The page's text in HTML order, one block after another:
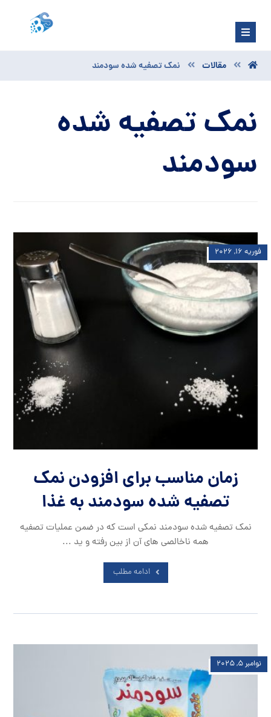
مقالات نمک تصفیه شده سودمند
نمک تصفیه شده
سودمند
زمان مناسب برای افزودن نمک
تصفیه شده سودمند به غذا
فوریه ۱۶, ۲۰۲۶
نمک تصفیه شده سودمند نمکی است که در ضمن عملیات تصفیه
همه ناخالصی های آن از بین رفته و ید ...
ادامه مطلب
نوامبر ۵, ۲۰۲۵